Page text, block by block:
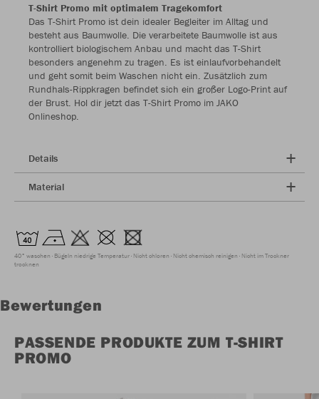
T-Shirt Promo mit optimalem Tragekomfort
Das T-Shirt Promo ist dein idealer Begleiter im Alltag und
besteht aus Baumwolle. Die verarbeitete Baumwolle ist aus
kontrolliert biologischem Anbau und macht das T-Shirt
besonders angenehm zu tragen. Es ist einlaufvorbehandelt
und geht somit beim Waschen nicht ein. Zusätzlich zum
Rundhals-Rippkragen befindet sich ein großer Logo-Print auf
der Brust. Hol dir jetzt das T-Shirt Promo im JAKO
Onlineshop.
Details
Material
40° waschen Bügeln niedrige Temperatur Nicht chloren Nicht chemisch reinigen Nicht im Trockner
trocknen
Bewertungen
PASSENDE PRODUKTE ZUM T-SHIRT
PROMO